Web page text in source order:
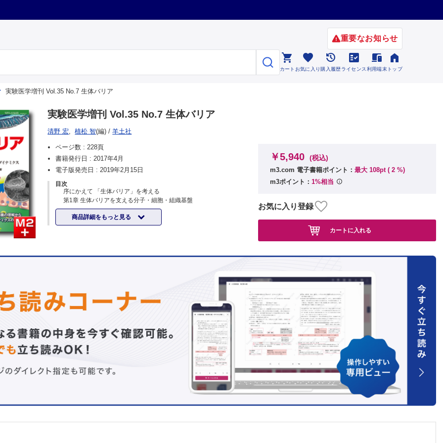
重要なお知らせ

カート

お気に入り

購入履歴

ライセンス

利用端末

トップ
実験医学増刊 Vol.35 No.7 生体バリア
実験医学増刊 Vol.35 No.7 生体バリア
清野 宏,植松 智(編) /羊土社
ページ数 :228頁
書籍発行日 :2017年4月
電子版発売日 :2019年2月15日
目次
序にかえて 「生体バリア」を考える
第1章 生体バリアを支える分子・細胞・組織基盤
Ⅰ．細胞による物理的バリア
1.腸管上皮細胞と生体防御
2．タイトジャンクションによる上皮細胞間バリア機能―クローデ
Ⅲ．免疫・間葉系細胞による生物学的バリア
10．粘膜間葉系細胞による免疫末梢教育と上皮細胞分化制御
12．皮膚バリアにおける好塩基球の重要性
13．腸内細菌叢による免疫バリア調節機構
1．皮膚バリアと疾患①：天疱瘡―デスモグレインに対する細胞性
免疫とバリア機能障害
3．消化管バリアと疾患①：炎症性腸疾患
商品詳細をもっと見る
￥5,940 (税込)
m3.com 電子書籍ポイント： 最大 108pt ( 2 %)
m3ポイント： 1%相当
お気に入り登録
カートに入れる